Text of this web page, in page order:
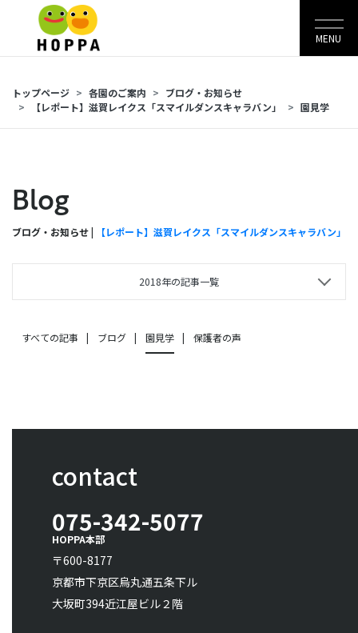
MENU
トップページ 各園のご案内
ブログ・お知らせ
【レポート】滋賀レイクス「スマイルダンスキャラバン」
園見学
Blog
ブログ・お知らせ | 【レポート】滋賀レイクス「スマイルダンスキャラバン」
2018年の記事一覧
すべての記事 ブログ 園見学 保護者の声
contact
075-342-5077
HOPPA本部
〒600-8177
京都市下京区烏丸通五条下ル
大坂町394近江屋ビル２階